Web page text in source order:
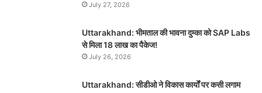
July 27, 2026
Uttarakhand: भीमताल की भावना दुम्का को SAP Labs
से मिला 18 लाख का पैकेज!
July 26, 2026
Uttarakhand: सीडीओ ने विकास कार्यों पर कसी लगाम